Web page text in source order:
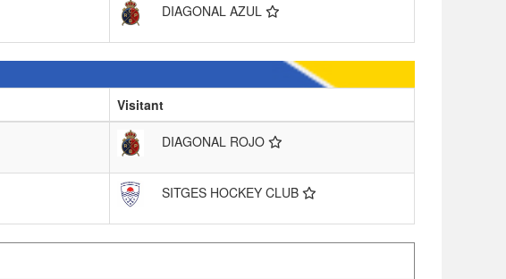
DIAGONAL AZUL
Visitant
DIAGONAL ROJO
SITGES HOCKEY CLUB